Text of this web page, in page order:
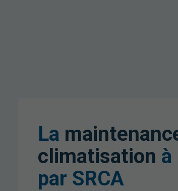
La
climatisation à
par SRCA